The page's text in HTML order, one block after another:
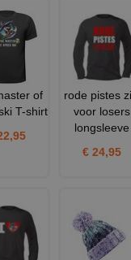
of
T-shirt
rode pistes
voor losers
longsleeve
€ 24,95